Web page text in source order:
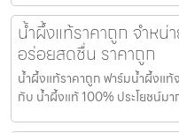
น้ำผึ้งแท้ราคาถูก จำห
อร่อยสดชื่น ราคาถูก
น้ำผึ้งแท้ราคาถูก ฟาร์มน้ำผึ้งแ
กับ น้ำผึ้งแท้ 100% ประโยชน์ม